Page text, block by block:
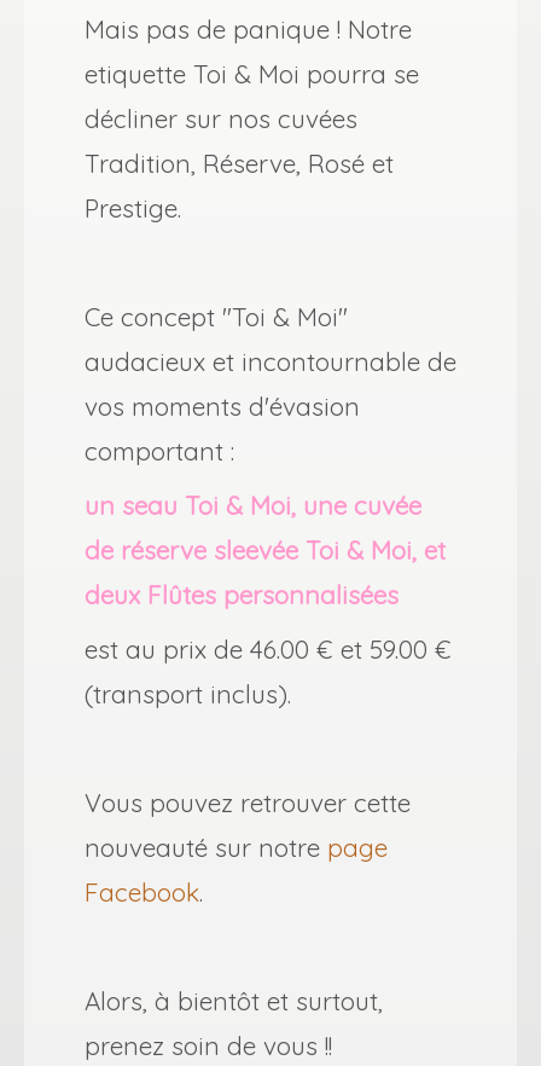
Mais pas de panique ! Notre
etiquette Toi & Moi pourra se
décliner sur nos cuvées
Tradition, Réserve, Rosé et
Prestige.
Ce concept "Toi & Moi"
audacieux et incontournable de
vos moments d'évasion
comportant :
un seau Toi & Moi, une cuvée
de réserve sleevée Toi & Moi, et
deux Flûtes personnalisées
est au prix de 46.00 € et 59.00 €
(transport inclus).
Vous pouvez retrouver cette
nouveauté sur notre page
Facebook.
Alors, à bientôt et surtout,
prenez soin de vous !!